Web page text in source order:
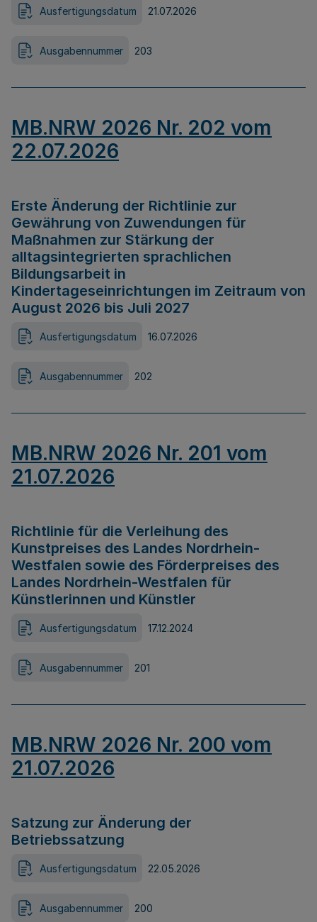
Ausfertigungsdatum 21.07.2026
Ausgabennummer 203
MB.NRW 2026 Nr. 202 vom
22.07.2026
Erste Änderung der Richtlinie zur
Gewährung von Zuwendungen für
Maßnahmen zur Stärkung der
alltagsintegrierten sprachlichen
Bildungsarbeit in
Kindertageseinrichtungen im Zeitraum von
August 2026 bis Juli 2027
Ausfertigungsdatum 16.07.2026
Ausgabennummer 202
MB.NRW 2026 Nr. 201 vom
21.07.2026
Richtlinie für die Verleihung des
Kunstpreises des Landes Nordrhein-
Westfalen sowie des Förderpreises des
Landes Nordrhein-Westfalen für
Künstlerinnen und Künstler
Ausfertigungsdatum 17.12.2024
Ausgabennummer 201
MB.NRW 2026 Nr. 200 vom
21.07.2026
Satzung zur Änderung der
Betriebssatzung
Ausfertigungsdatum 22.05.2026
Ausgabennummer 200